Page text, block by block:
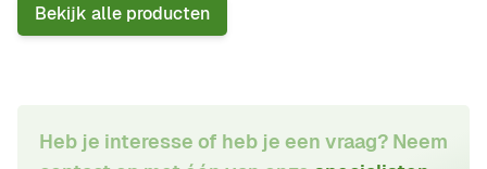
Bekijk alle producten
Heb je interesse of heb je een vraag? Neem